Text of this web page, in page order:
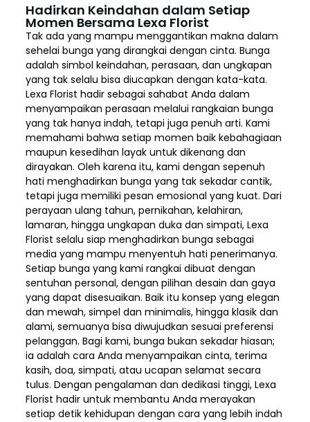
Hadirkan Keindahan dalam Setiap
Momen Bersama Lexa Florist
Tak ada yang mampu menggantikan makna dalam
sehelai bunga yang dirangkai dengan cinta. Bunga
adalah simbol keindahan, perasaan, dan ungkapan
yang tak selalu bisa diucapkan dengan kata-kata.
Lexa Florist hadir sebagai sahabat Anda dalam
menyampaikan perasaan melalui rangkaian bunga
yang tak hanya indah, tetapi juga penuh arti. Kami
memahami bahwa setiap momen baik kebahagiaan
maupun kesedihan layak untuk dikenang dan
dirayakan. Oleh karena itu, kami dengan sepenuh
hati menghadirkan bunga yang tak sekadar cantik,
tetapi juga memiliki pesan emosional yang kuat. Dari
perayaan ulang tahun, pernikahan, kelahiran,
lamaran, hingga ungkapan duka dan simpati, Lexa
Florist selalu siap menghadirkan bunga sebagai
media yang mampu menyentuh hati penerimanya.
Setiap bunga yang kami rangkai dibuat dengan
sentuhan personal, dengan pilihan desain dan gaya
yang dapat disesuaikan. Baik itu konsep yang elegan
dan mewah, simpel dan minimalis, hingga klasik dan
alami, semuanya bisa diwujudkan sesuai preferensi
pelanggan. Bagi kami, bunga bukan sekadar hiasan;
ia adalah cara Anda menyampaikan cinta, terima
kasih, doa, simpati, atau ucapan selamat secara
tulus. Dengan pengalaman dan dedikasi tinggi, Lexa
Florist hadir untuk membantu Anda merayakan
setiap detik kehidupan dengan cara yang lebih indah